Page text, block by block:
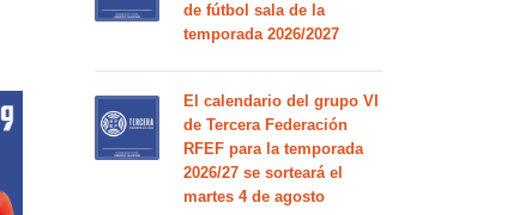
de fútbol sala de la
temporada 2026/2027
El calendario del grupo VI
de Tercera Federación
RFEF para la temporada
2026/27 se sorteará el
martes 4 de agosto